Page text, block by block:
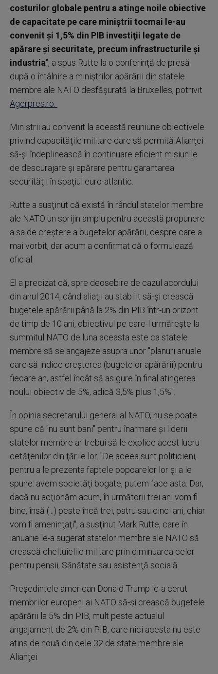
costurilor globale pentru a atinge noile obiective
de capacitate pe care miniştrii tocmai le-au
convenit şi 1,5% din PIB investiţii legate de
apărare şi securitate, precum infrastructurile şi
industria", a spus Rutte la o conferinţă de presă
după o întâlnire a miniştrilor apărării din statele
membre ale NATO desfăşurată la Bruxelles, potrivit
Agerpres.ro.
Miniştrii au convenit la această reuniune obiectivele
privind capacităţile militare care să permită Alianţei
să-şi îndeplinească în continuare eficient misiunile
de descurajare şi apărare pentru garantarea
securităţii în spaţiul euro-atlantic.
Rutte a susţinut că există în rândul statelor membre
ale NATO un sprijin amplu pentru această propunere
a sa de creştere a bugetelor apărării, despre care a
mai vorbit, dar acum a confirmat că o formulează
oficial.
El a precizat că, spre deosebire de cazul acordului
din anul 2014, când aliaţii au stabilit să-şi crească
bugetele apărării până la 2% din PIB într-un orizont
de timp de 10 ani, obiectivul pe care-l urmăreşte la
summitul NATO de luna aceasta este ca statele
membre să se angajeze asupra unor "planuri anuale
care să indice creşterea (bugetelor apărării) pentru
fiecare an, astfel încât să asigure în final atingerea
noului obiectiv de 5%, adică 3,5% plus 1,5%".
În opinia secretarului general al NATO, nu se poate
spune că "nu sunt bani" pentru înarmare şi liderii
statelor membre ar trebui să le explice acest lucru
cetăţenilor din ţările lor. "De aceea sunt politicieni,
pentru a le prezenta faptele popoarelor lor şi a le
spune: avem societăţi bogate, putem face asta. Dar,
dacă nu acţionăm acum, în următorii trei ani vom fi
bine, însă (...) peste încă trei, patru sau cinci ani, chiar
vom fi ameninţaţi", a susţinut Mark Rutte, care în
ianuarie le-a sugerat statelor membre ale NATO să
crească cheltuielile militare prin diminuarea celor
pentru pensii, Sănătate sau asistenţă socială.
Preşedintele american Donald Trump le-a cerut
membrilor europeni ai NATO să-şi crească bugetele
apărării la 5% din PIB, mult peste actualul
angajament de 2% din PIB, care nici acesta nu este
atins de nouă din cele 32 de state membre ale
Alianţei